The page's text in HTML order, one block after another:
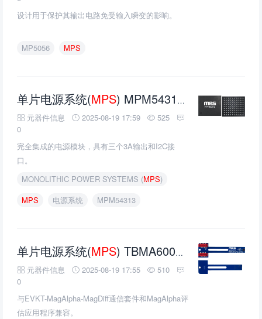
设计用于保护其输出电路免受输入瞬变的影响。
MP5056 MPS
单片电源系统(MPS) MPM54313 16V三3A电源模块的介绍、特性、及应用
元器件信息 2025-08-19 17:59
525
0
完全集成的电源模块，具有三个3A输出和I2C接
口。
MONOLITHIC POWER SYSTEMS (MPS)
MPS
电源系统 MPM54313
单片电源系统(MPS) TBMA600测试板的介绍、特性、及应用
元器件信息 2025-08-19 17:55
510
0
与EVKT-MagAlpha-MagDiff通信套件和MagAlpha评
估应用程序兼容。